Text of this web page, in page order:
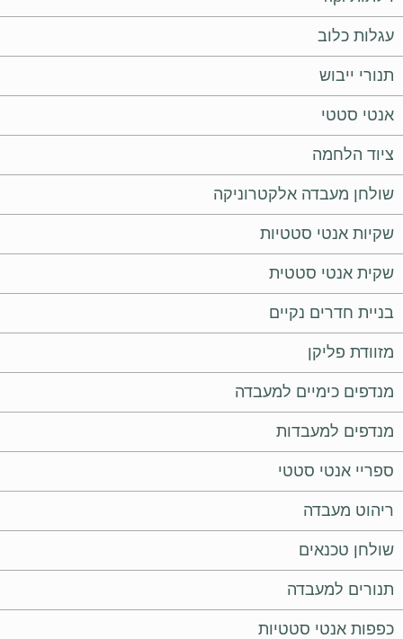
עגלות כלוב
תנורי ייבוש
אנטי סטטי
ציוד הלחמה
שולחן מעבדה אלקטרוניקה
שקיות אנטי סטטיות
שקית אנטי סטטית
בניית חדרים נקיים
מזוודת פליקן
מנדפים כימיים למעבדה
מנדפים למעבדות
ספריי אנטי סטטי
ריהוט מעבדה
שולחן טכנאים
תנורים למעבדה
כפפות אנטי סטטיות